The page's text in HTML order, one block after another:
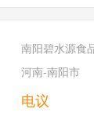
电议
南阳碧水源食
河南-南阳市